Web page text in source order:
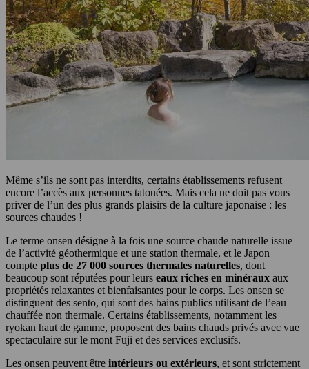
Même s’ils ne sont pas interdits, certains établissements refusent
encore l’accès aux personnes tatouées. Mais cela ne doit pas vous
priver de l’un des plus grands plaisirs de la culture japonaise : les
sources chaudes !
Le terme onsen désigne à la fois une source chaude naturelle issue
de l’activité géothermique et une station thermale, et le Japon
compte plus de 27 000 sources thermales naturelles, dont
beaucoup sont réputées pour leurs eaux riches en minéraux aux
propriétés relaxantes et bienfaisantes pour le corps. Les onsen se
distinguent des sento, qui sont des bains publics utilisant de l’eau
chauffée non thermale. Certains établissements, notamment les
ryokan haut de gamme, proposent des bains chauds privés avec vue
spectaculaire sur le mont Fuji et des services exclusifs.
Les onsen peuvent être intérieurs ou extérieurs, et sont strictement